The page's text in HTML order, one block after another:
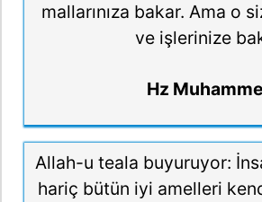
mallarınıza bakar. Ama o
ve işlerinize
Hz
Allah-u teala buyuruyor:
hariç bütün iyi amelleri